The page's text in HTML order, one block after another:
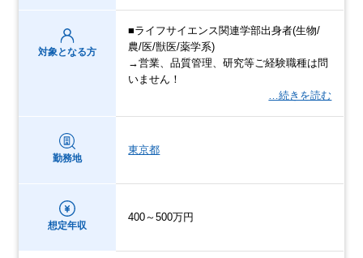
対象となる方
■ライフサイエンス関連学部出身者(生物/
農/医/獣医/薬学系)
→営業、品質管理、研究等ご経験職種は問
いません！
…続きを読む
勤務地
東京都
想定年収
400～500万円